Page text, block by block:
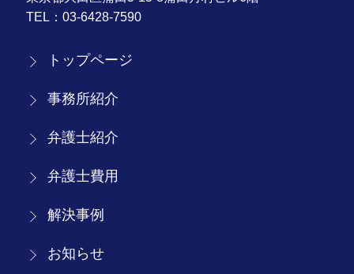
TEL： 03-6428-7590
トップページ
事務所紹介
弁護士紹介
弁護士費用
解決事例
お知らせ